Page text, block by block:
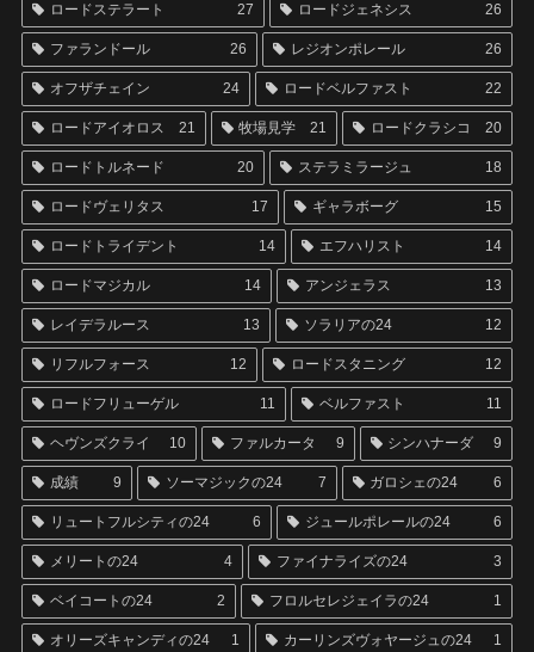
ロードステラート 27 ロードジェネシス 26
ファランドール 26 レジオンポレール 26
オフザチェイン 24 ロードベルファスト 22
ロードアイオロス 21 牧場見学 21 ロードクラシコ 20
ロードトルネード 20 ステラミラージュ 18
ロードヴェリタス 17 ギャラボーグ 15
ロードトライデント 14 エフハリスト 14
ロードマジカル 14 アンジェラス 13
レイデラルース 13 ソラリアの24 12
リフルフォース 12 ロードスタニング 12
ロードフリューゲル 11 ベルファスト 11
ヘヴンズクライ 10 ファルカータ 9 シンハナーダ 9
成績 9 ソーマジックの24 7 ガロシェの24 6
リュートフルシティの24 6 ジュールポレールの24 6
メリートの24 4 ファイナライズの24 3
ベイコートの24 2 フロルセレジェイラの24 1
オリーズキャンディの24 1 カーリンズヴォヤージュの24 1